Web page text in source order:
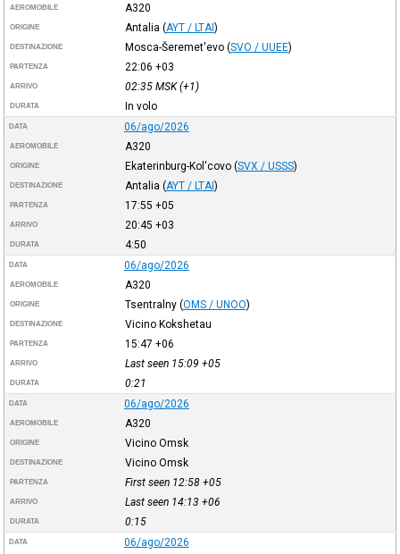
AEROMOBILE A320
ORIGINE Antalia (AYT / LTAI)
DESTINAZIONE Mosca-Šeremet'evo (SVO / UUEE)
PARTENZA 22:06 +03
ARRIVO 02:35 MSK(+1)
DURATA In volo
DATA 06/ago/2026
AEROMOBILE A320
ORIGINE Ekaterinburg-Kol'covo (SVX / USSS)
DESTINAZIONE Antalia (AYT / LTAI)
PARTENZA 17:55 +05
ARRIVO 20:45 +03
DURATA 4:50
DATA 06/ago/2026
AEROMOBILE A320
ORIGINE Tsentralny (OMS / UNOO)
DESTINAZIONE Vicino Kokshetau
PARTENZA 15:47 +06
ARRIVO Last seen 15:09 +05
DURATA 0:21
DATA 06/ago/2026
AEROMOBILE A320
ORIGINE Vicino Omsk
DESTINAZIONE Vicino Omsk
PARTENZA First seen 12:58 +05
ARRIVO Last seen 14:13 +06
DURATA 0:15
DATA 06/ago/2026